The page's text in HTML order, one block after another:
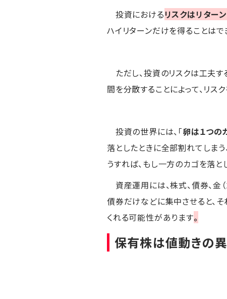
投資におけるリスクはリター
ハイリターンだけを得ることは
ただし、投資のリスクは工夫す
間を分散することによって、リス
投資の世界には、「卵は１つの
落としたときに全部割れてしま
うすれば、もし一方のカゴを落と
資産運用には、株式、債券、金
債券だけなどに集中させると、
くれる可能性があります。
保有株は値動きの